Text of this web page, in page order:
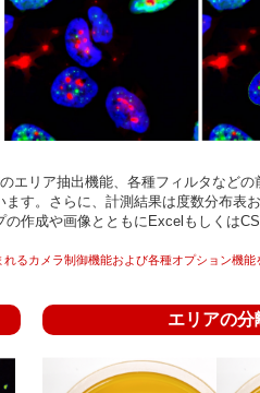
エリア抽出機能、各種フィルタなどの
す。さらに、計測結果は度数分布表
作成や画像とともにExcelもしくは
るカメラ制御機能および各種オプション機能
エリアの分